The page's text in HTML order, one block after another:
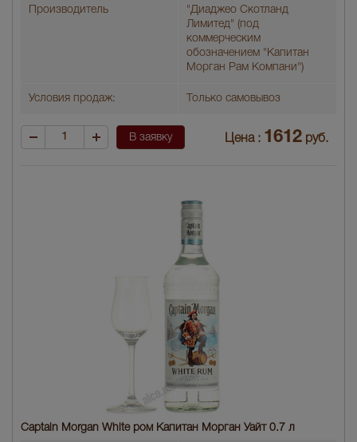
Производитель
"Диаджео Скотланд
Лимитед" (под
коммерческим
обозначением "Капитан
Морган Рам Компани")
Условия продаж: Только самовывоз
В заявку Цена : 1612 руб.
Captain Morgan White ром Капитан Морган Уайт 0.7 л